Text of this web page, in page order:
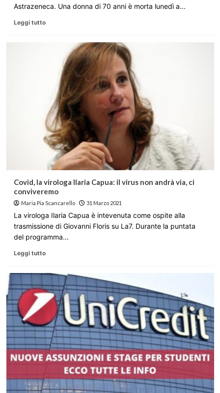
Astrazeneca. Una donna di 70 anni è morta lunedì a...
Leggi tutto
Covid, la virologa Ilaria Capua: il virus non andrà via, ci
conviveremo
Maria Pia Scancarello 31 Marzo 2021
La virologa Ilaria Capua è intevenuta come ospite alla
trasmissione di Giovanni Floris su La7. Durante la puntata
del programma...
Leggi tutto